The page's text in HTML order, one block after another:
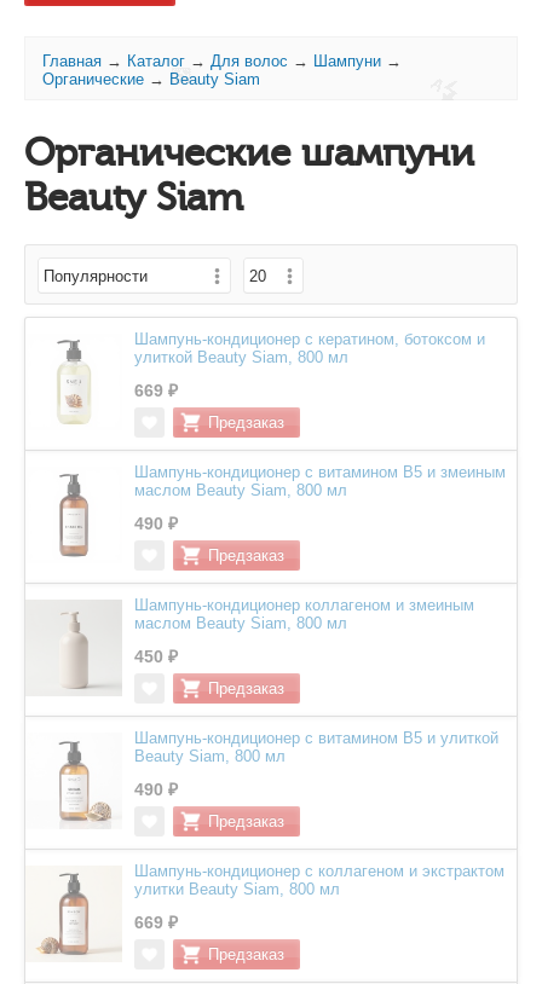
Главная → Каталог → Для волос → Шампуни →
Органические → Beauty Siam
Органические шампуни
Beauty Siam
Шампунь-кондиционер с кератином, ботоксом и
улиткой Beauty Siam, 800 мл
669 ₽
Шампунь-кондиционер с витамином В5 и змеиным
маслом Beauty Siam, 800 мл
490 ₽
Шампунь-кондиционер коллагеном и змеиным
маслом Beauty Siam, 800 мл
450 ₽
Шампунь-кондиционер с витамином В5 и улиткой
Beauty Siam, 800 мл
490 ₽
Шампунь-кондиционер с коллагеном и экстрактом
улитки Beauty Siam, 800 мл
669 ₽